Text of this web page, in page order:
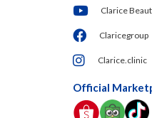
Clarice
Claricegroup
Clarice.clinic
Official